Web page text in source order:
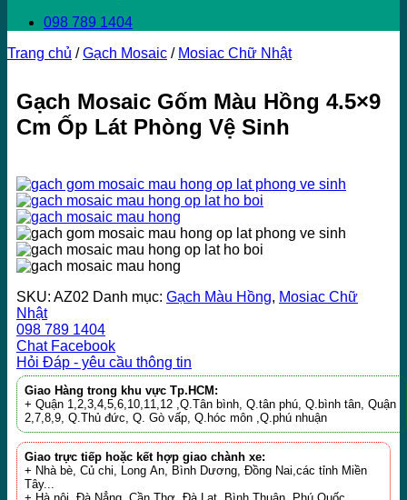
098 789 1404
Trang chủ / Gạch Mosaic / Mosiac Chữ Nhật
Gạch Mosaic Gốm Màu Hồng 4.5×9
Cm Ốp Lát Phòng Vệ Sinh
SKU: AZ02 Danh mục: Gạch Màu Hồng, Mosiac Chữ
Nhật
098 789 1404
Chat Facebook
Hỏi Đáp - yêu cầu thông tin
Giao Hàng trong khu vực Tp.HCM:
+ Quận 1,2,3,4,5,6,10,11,12 ,Q.Tân bình, Q.tân phú, Q.bình tân, Quận
2,7,8,9, Q.Thủ đức, Q. Gò vấp, Q.hóc môn ,Q.phú nhuận
Giao trực tiếp hoặc kết hợp giao chành xe:
+ Nhà bè, Củ chi, Long An, Bình Dương, Đồng Nai,các tỉnh Miền
Tây...